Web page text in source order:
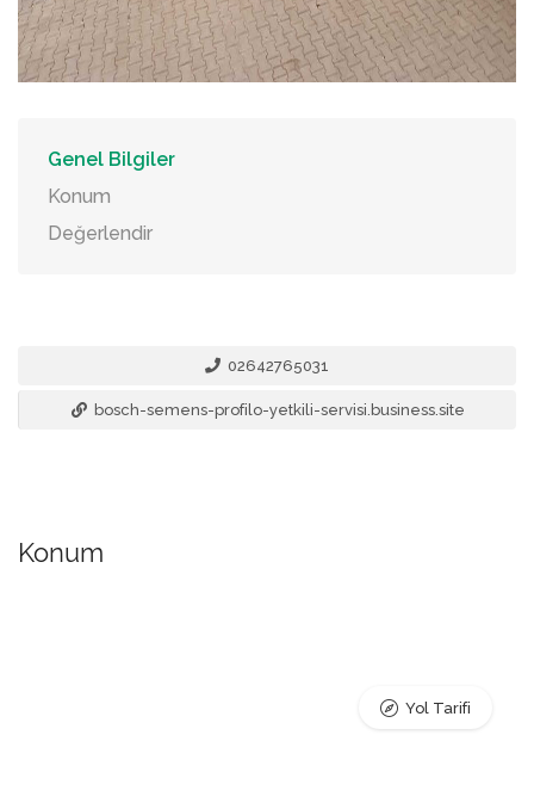
Genel Bilgiler
Konum
Değerlendir
02642765031
bosch-semens-profilo-yetkili-servisi.business.site
Konum
Yol Tarifi